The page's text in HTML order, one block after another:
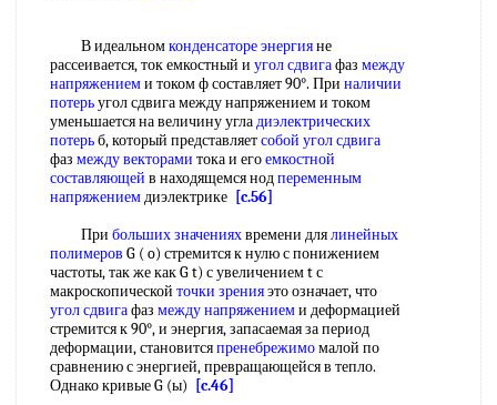
В идеальномконденсаторе энергияне
рассеивается, ток емкостный и угол сдвигафаз между
напряжениеми током ф составляет 90°. При наличии
потерьугол сдвига между напряжением и током
уменьшается на величину угладиэлектрических
потерьб, который представляетсобой угол сдвига
фаз между векторами тока и егоемкостной
составляющей в находящемся нодпеременным
напряжениемдиэлектрике [c.56]
При больших значенияхвремени длялинейных
полимеров G ( o) стремится к нулю с понижением
частоты, так же как G t) с увеличением t с
макроскопической точки зренияэто означает, что
угол сдвигафаз между напряжениеми деформацией
стремится к 90°, и энергия, запасаемая за период
деформации, становитсяпренебрежимомалой по
сравнению с энергией, превращающейся в тепло.
Однако кривые G (ы)
[c.46]